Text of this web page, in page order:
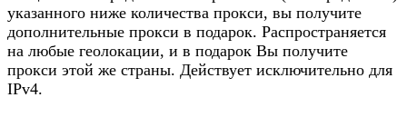
указанного ниже количества прокси, вы получите
дополнительные прокси в подарок. Распространяется
на любые геолокации, и в подарок Вы получите
прокси этой же страны. Действует исключительно для
IPv4.